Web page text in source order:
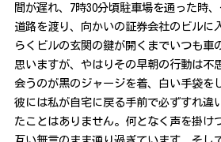
間が遅れ、7時30分頃駐車場を通った時
道路を渡り、向かいの証券会社のビルに
らくビルの玄関の鍵が開くまでいつも車
思いますが、やはりその早朝の行動は不
会うのが黒のジャージを着、白い手袋を
彼には私が自宅に戻る手前で必ずすれ違
たことはありません。何となく声を掛け